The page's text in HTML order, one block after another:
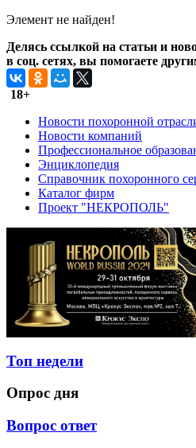
Элемент не найден!
Делясь ссылкой на статьи и
в соц. сетях, вы помогаете
18+
Новости похоронной
Новости компаний
Профессиональное
Энциклопедия
Справочник похоронного
Каталог фирм
Проект "НЕКРОПОЛЬ"
Топ недели
Опрос дня
Вопрос ответ